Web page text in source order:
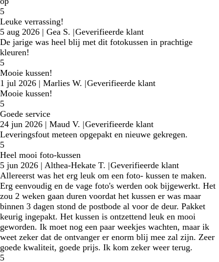
5
Leuke verrassing!
5 aug 2026 | Gea S. |Geverifieerde klant
De jarige was heel blij met dit fotokussen in prachtige
kleuren!
5
Mooie kussen!
1 jul 2026 | Marlies W. |Geverifieerde klant
Mooie kussen!
5
Goede service
24 jun 2026 | Maud V. |Geverifieerde klant
Leveringsfout meteen opgepakt en nieuwe gekregen.
5
Heel mooi foto-kussen
5 jun 2026 | Althea-Hekate T. |Geverifieerde klant
Allereerst was het erg leuk om een foto- kussen te maken.
Erg eenvoudig en de vage foto's werden ook bijgewerkt. Het
zou 2 weken gaan duren voordat het kussen er was maar
binnen 3 dagen stond de postbode al voor de deur. Pakket
keurig ingepakt. Het kussen is ontzettend leuk en mooi
geworden. Ik moet nog een paar weekjes wachten, maar ik
weet zeker dat de ontvanger er enorm blij mee zal zijn. Zeer
goede kwaliteit, goede prijs. Ik kom zeker weer terug.
5